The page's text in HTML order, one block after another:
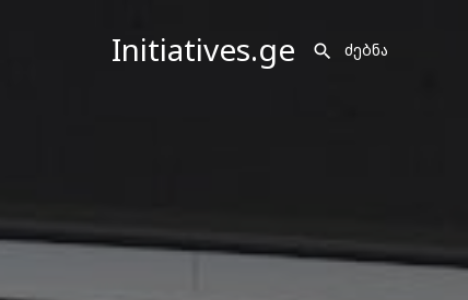
Initiatives.ge